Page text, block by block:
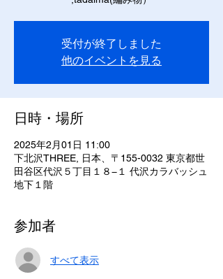
受付が終了しました
他のイベントを見る
日時・場所
2025年2月01日 11:00
下北沢THREE, 日本、〒155-0032 東京都世
田谷区代沢５丁目１８−１ 代沢カラバッシュ
地下１階
参加者
すべて表示